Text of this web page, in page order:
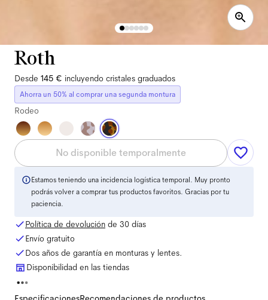
Roth
Desde 145 € incluyendo cristales graduados
Ahorra un 50% al comprar una segunda montura
Rodeo
No disponible temporalmente
Estamos teniendo una incidencia logística temporal. Muy pronto
podrás volver a comprar tus productos favoritos. Gracias por tu
paciencia.
Política de devolución de 30 días
Envío gratuito
Dos años de garantía en monturas y lentes.
Disponibilidad en las tiendas